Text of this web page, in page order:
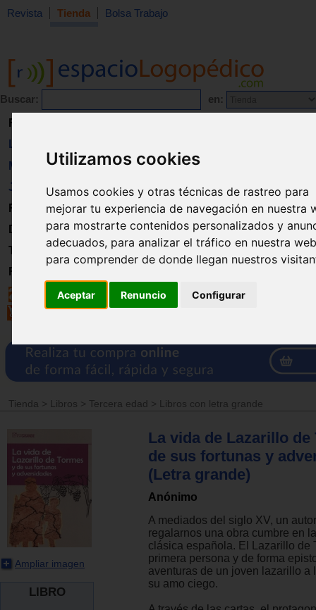
Utilizamos cookies
Usamos cookies y otras técnicas de rastreo para
mejorar tu experiencia de navegación en nuestra
para mostrarte contenidos personalizados y
adecuados, para analizar el tráfico en nuestra
para comprender de donde llegan nuestros
Aceptar Renuncio Configurar
Revista Tienda Bolsa Trabajo
Buscar: en:
Revista
Libros
Material
Juguetes
Formación
Directorio
Trabajo
Registro
Tienda > Libros > Tercera edad > Libros con letra grande
Ampliar imagen
LIBRO
La vida de Lazarillo de
de sus fortunas y
(Letra grande)
Anónimo
A mediados del siglo XV, un
regalarnos una obra cumbre en
clásica española. El Lazarillo de
primera persona y de forma
aventuras de un joven lazarillo a
su amo ciego.